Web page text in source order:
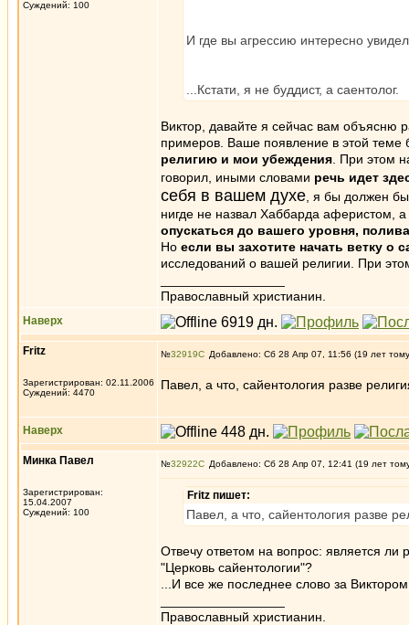
Суждений: 100
И где вы агрессию интересно
...Кстати, я не буддист, а саентолог.
Виктор, давайте я сейчас вам объясню
примеров. Ваше появление в этой теме
религию и мои убеждения . При этом
говорил, иными словами речь идет
себя в вашем духе , я бы должен
нигде не назвал Хаббарда аферистом,
опускаться до вашего уровня,
Но если вы захотите начать ветку о
исследований о вашей религии. При
Православный христианин.
Наверх
Fritz
Зарегистрирован: 02.11.2006
Суждений: 4470
№32919 Добавлено: Сб 28 Апр 07, 11:56 (19 лет
Павел, а что, сайентология разве
Наверх
Минка Павел
Зарегистрирован:
15.04.2007
Суждений: 100
№32922 Добавлено: Сб 28 Апр 07, 12:41 (19 лет
Fritz пишет:
Павел, а что, сайентология разве
Отвечу ответом на вопрос: является ли
"Церковь сайентологии"?
...И все же последнее слово за
Православный христианин.